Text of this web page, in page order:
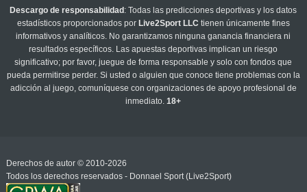
Descargo de responsabilidad : Todas las predicciones deportivas y los datos
estadísticos proporcionados por Live2Sport LLC tienen únicamente fines
informativos y analíticos. No garantizamos ninguna ganancia financiera ni
resultados específicos. Las apuestas deportivas implican un riesgo
significativo; por favor, juegue de forma responsable y solo con fondos que
pueda permitirse perder. Si usted o alguien que conoce tiene problemas con la
adicción al juego, comuníquese con organizaciones de apoyo profesional de
inmediato.18+
Derechos de autor © 2010-2026
Todos los derechos reservados - Donnael Sport (Live2Sport)